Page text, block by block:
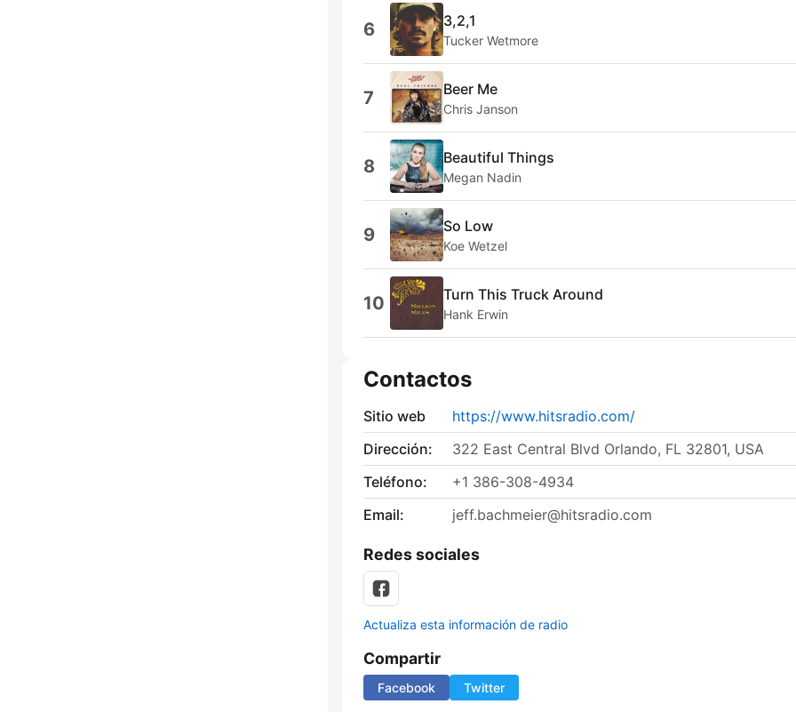
6 3,2,1
Tucker Wetmore
7 Beer Me
Chris Janson
8 Beautiful Things
Megan Nadin
9 So Low
Koe Wetzel
10 Turn This Truck Around
Hank Erwin
Contactos
Sitio web
https://www.hitsradio.com/
Dirección:
322 East Central Blvd Orlando, FL 32801, USA
Teléfono:
+1 386-308-4934
Email:
jeff.bachmeier@hitsradio.com
Redes sociales
Actualiza esta información de radio
Compartir
Facebook Twitter